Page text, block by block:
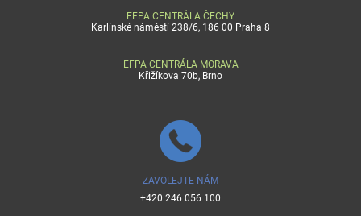
EFPA CENTRÁLA ČECHY
Karlínské náměstí 238/6, 186 00 Praha 8
EFPA CENTRÁLA MORAVA
Křižíkova 70b, Brno
ZAVOLEJTE NÁM
+420 246 056 100